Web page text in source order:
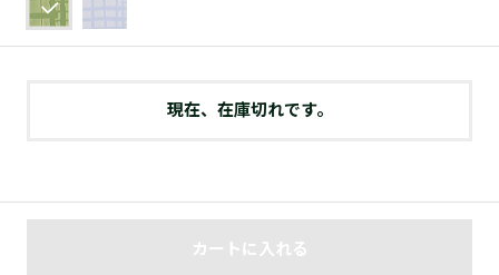
現在、在庫切れです。
カートに入れる